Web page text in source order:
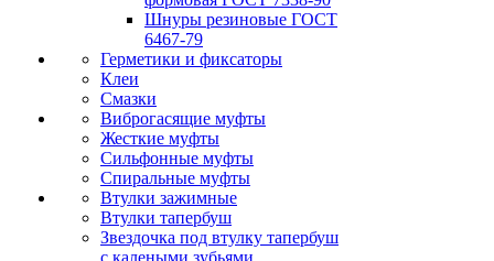
Шнуры резиновые ГОСТ
6467-79
Герметики и фиксаторы
Клеи
Смазки
Виброгасящие муфты
Жесткие муфты
Сильфонные муфты
Спиральные муфты
Втулки зажимные
Втулки тапербуш
Звездочка под втулку тапербуш
c калеными зубьями